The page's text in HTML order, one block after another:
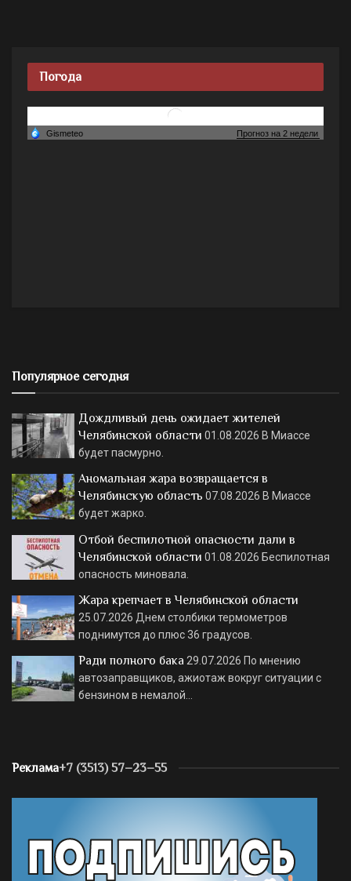
Погода
Популярное сегодня
Дождливый день ожидает жителей
Челябинской области 01.08.2026 В Миассе
будет пасмурно.
Аномальная жара возвращается в
Челябинскую область 07.08.2026 В Миассе
будет жарко.
Отбой беспилотной опасности дали в
Челябинской области 01.08.2026 Беспилотная
опасность миновала.
Жара крепчает в Челябинской области
25.07.2026 Днем столбики термометров
поднимутся до плюс 36 градусов.
Ради полного бака 29.07.2026 По мнению
автозаправщиков, ажиотаж вокруг ситуации с
бензином в немалой…
Реклама+7 (3513) 57–23–55